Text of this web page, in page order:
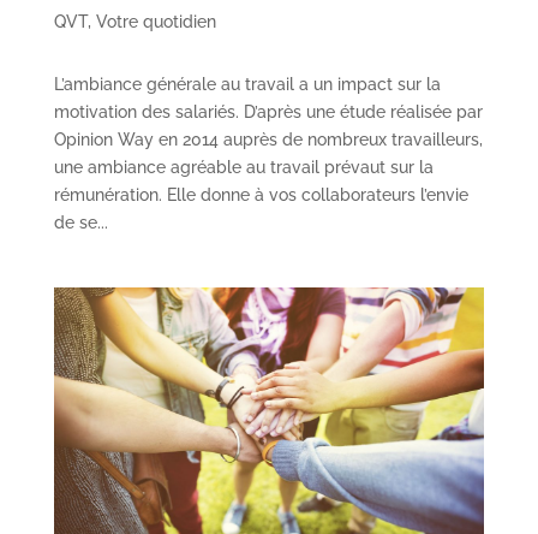
QVT, Votre quotidien
L’ambiance générale au travail a un impact sur la
motivation des salariés. D’après une étude réalisée par
Opinion Way en 2014 auprès de nombreux travailleurs,
une ambiance agréable au travail prévaut sur la
rémunération. Elle donne à vos collaborateurs l’envie
de se...